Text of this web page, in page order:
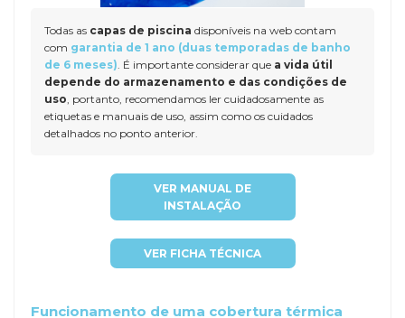
Todas as capas de piscina disponíveis na web contam
com garantia de 1 ano (duas temporadas de banho
de 6 meses) . É importante considerar que a vida útil
depende do armazenamento e das condições de
uso , portanto, recomendamos ler cuidadosamente as
etiquetas e manuais de uso, assim como os cuidados
detalhados no ponto anterior.
VER MANUAL DE
INSTALAÇÃO
VER FICHA TÉCNICA
Funcionamento de uma cobertura térmica